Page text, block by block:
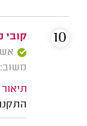
קובי
אשרור:
משוב: 21/11/2025
10